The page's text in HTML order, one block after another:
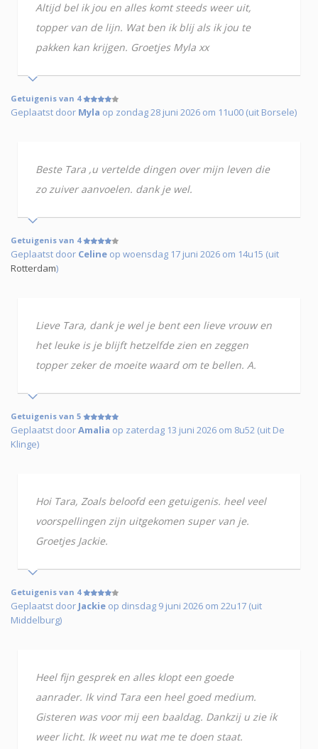
Altijd bel ik jou en alles komt steeds weer uit,
topper van de lijn. Wat ben ik blij als ik jou te
pakken kan krijgen. Groetjes Myla xx
Getuigenis van 4
Geplaatst door Myla op zondag 28 juni 2026 om 11u00 (uit Borsele)
Beste Tara ,u vertelde dingen over mijn leven die
zo zuiver aanvoelen. dank je wel.
Getuigenis van 4
Geplaatst door Celine op woensdag 17 juni 2026 om 14u15 (uit
Rotterdam)
Lieve Tara, dank je wel je bent een lieve vrouw en
het leuke is je blijft hetzelfde zien en zeggen
topper zeker de moeite waard om te bellen. A.
Getuigenis van 5
Geplaatst doorAmalia op zaterdag 13 juni 2026 om 8u52 (uit De
Klinge)
Hoi Tara, Zoals beloofd een getuigenis. heel veel
voorspellingen zijn uitgekomen super van je.
Groetjes Jackie.
Getuigenis van 4
Geplaatst door Jackie op dinsdag 9 juni 2026 om 22u17 (uit
Middelburg)
Heel fijn gesprek en alles klopt een goede
aanrader. Ik vind Tara een heel goed medium.
Gisteren was voor mij een baaldag. Dankzij u zie ik
weer licht. Ik weet nu wat me te doen staat.